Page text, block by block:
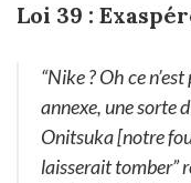
Loi 39 :
“Nike ? Oh ce
annexe, une sorte
Onitsuka [notre
laisserait tomber”